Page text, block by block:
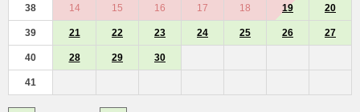
38 14 15 16 17 18 19 20
39 21 22 23 24 25 26 27
40 28 29 30
41